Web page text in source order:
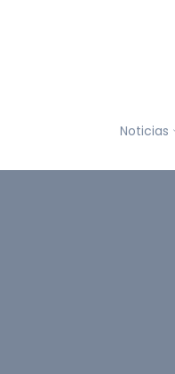
Noticias